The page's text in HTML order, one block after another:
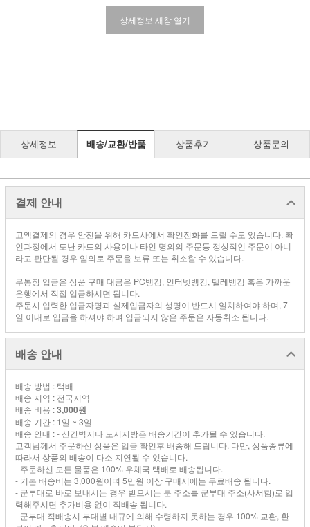
상세정보 새창 열기
상세정보 배송/교환/반품 상품후기 상품문의
결제 안내
고액결제의 경우 안전을 위해 카드사에서 확인전화를 드릴 수도 있습니다. 확
인과정에서 도난 카드의 사용이나 타인 명의의 주문등 정상적인 주문이 아니
라고 판단될 경우 임의로 주문을 보류 또는 취소할 수 있습니다.
무통장 입금은 상품 구매 대금은 PC뱅킹, 인터넷뱅킹, 텔레뱅킹 혹은 가까운
은행에서 직접 입금하시면 됩니다.
주문시 입력한 입금자명과 실제입금자의 성명이 반드시 일치하여야 하며, 7
일 이내로 입금을 하셔야 하며 입금되지 않은 주문은 자동취소 됩니다.
배송 안내
배송 방법 : 택배
배송 지역 : 전국지역
배송 비용 :3,000원
배송 기간 : 1일 ~ 3일
배송 안내 : - 산간벽지나 도서지방은 배송기간이 추가될 수 있습니다.
고객님께서 주문하신 상품은 입금 확인후 배송해 드립니다. 다만, 상품종류에
따라서 상품의 배송이 다소 지연될 수 있습니다.
- 주문하신 모든 물품은 100% 우체국 택배로 배송됩니다.
- 기본 배송비는 3,000원이며 5만원 이상 구매시에는 무료배송 됩니다.
- 군부대로 바로 보내시는 경우 받으시는 분 주소를 군부대 주소(사서함)로 입
력해주시면 추가비용 없이 직배송 됩니다.
- 군부대 직배송시 부대별 내규에 의해 수령하지 못하는 경우 100% 교환, 환